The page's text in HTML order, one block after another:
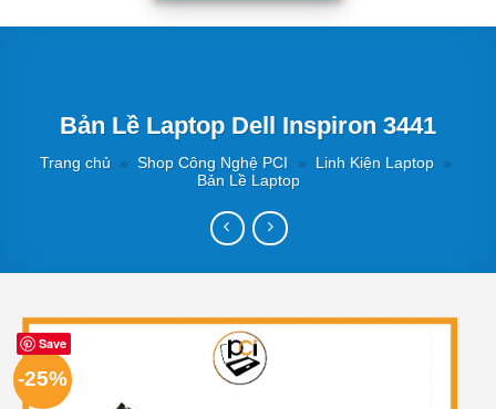
Bản Lề Laptop Dell Inspiron 3441
Trang chủ » Shop Công Nghệ PCI » Linh Kiện Laptop »
Bản Lề Laptop
Save
-25%